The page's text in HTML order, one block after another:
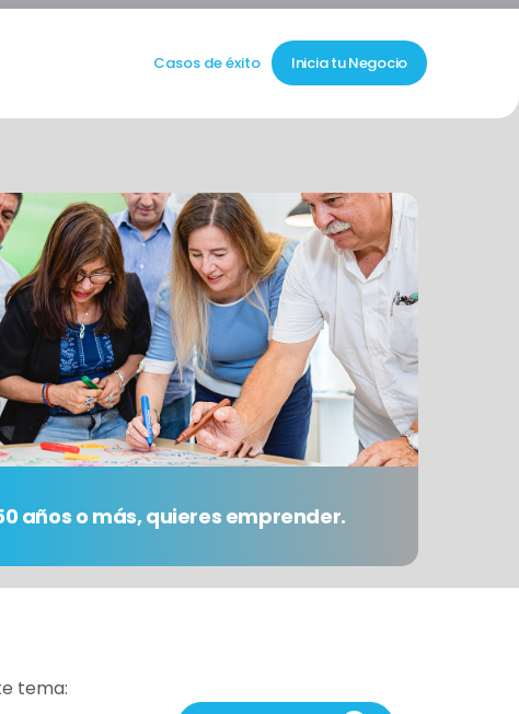
Casos de éxito Inicia tu Negocio
años o más, quieres emprender.
tema: